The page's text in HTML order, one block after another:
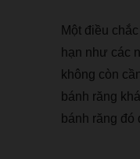
M ột điều chắ
hạn như các
không còn cầ
bánh răng khá
bánh răng đó